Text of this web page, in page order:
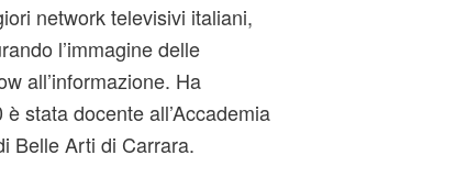
network televisivi italiani,
l’immagine delle
all’informazione. Ha
stata docente all’Accademia
Belle Arti di Carrara.